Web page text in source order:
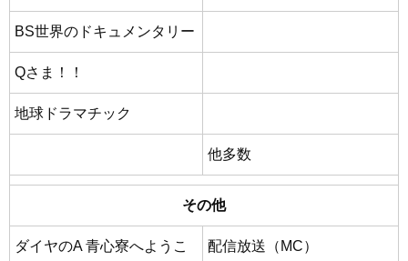
BS世界のドキュメンタリー
Qさま！！
地球ドラマチック
他多数
その他
ダイヤのA 青心寮へようこ 配信放送（MC）